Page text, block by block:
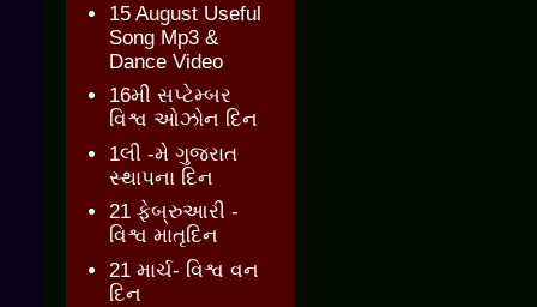
15 August Useful
Song Mp3 &
Dance Video
16મી સપ્ટેમ્બર
વિશ્વ ઓઝોન દિન
1લી -મે ગુજરાત
સ્થાપના દિન
21 ફેબ્રુઆરી -
વિશ્વ માતૃદિન
21 માર્ચ- વિશ્વ વન
દિન